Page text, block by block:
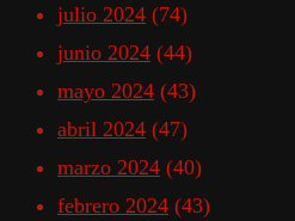
julio 2024 (74)
junio 2024 (44)
mayo 2024 (43)
abril 2024 (47)
marzo 2024 (40)
febrero 2024 (43)